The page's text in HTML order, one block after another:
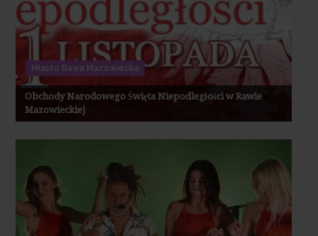
Miasto Rawa Mazowiecka
Obchody Narodowego Święta Niepodległości w Rawie
Mazowieckiej